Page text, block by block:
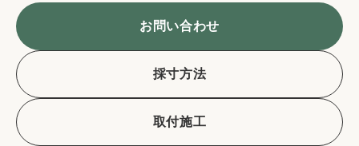
お問い合わせ
採寸方法
取付施工